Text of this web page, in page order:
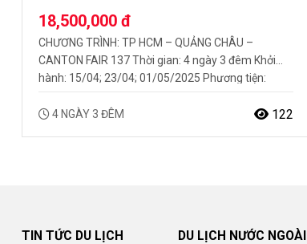
18,500,000 đ
CHƯƠNG TRÌNH: TP HCM – QUẢNG CHÂU –
CANTON FAIR 137 Thời gian: 4 ngày 3 đêm Khởi
hành: 15/04; 23/04; 01/05/2025 Phương tiện:
FAIR LẦN THỨ 137 TẠI QUẢNG CHÂU Hội chợ
4 NGÀY 3 ĐÊM 122
TIN TỨC DU LỊCH DU LỊCH NƯỚC NGOÀI